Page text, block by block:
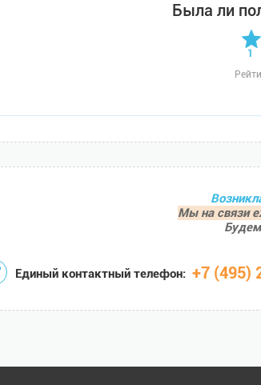
Была ли
Мы на связи
Единый контактный телефон: +7 (495)